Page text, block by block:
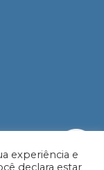
experiência e
declara estar